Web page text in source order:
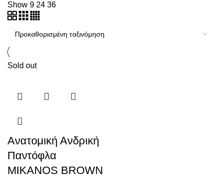
Show 9 24 36
Sold out
Ανατομική Ανδρική
Παντόφλα
MIKANOS BROWN